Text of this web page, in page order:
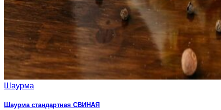
Шаурма
Шаурма стандартная СВИНАЯ